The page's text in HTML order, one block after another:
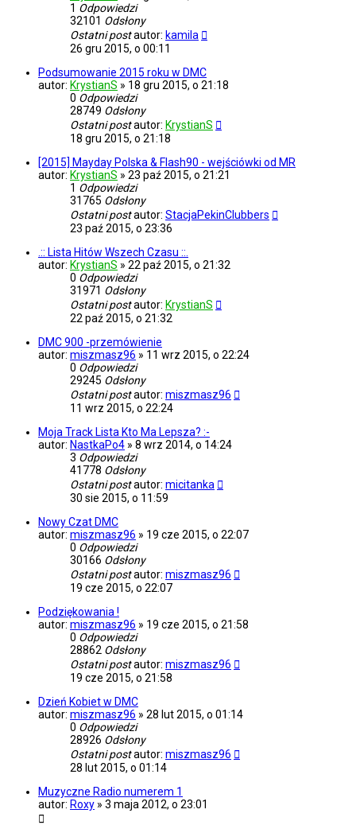
1 Odpowiedzi
32101 Odsłony
Ostatni postautor: kamila
26 gru 2015, o 00:11
Podsumowanie 2015 roku w DMC
autor: KrystianS » 18 gru 2015, o 21:18
0 Odpowiedzi
28749 Odsłony
Ostatni postautor: KrystianS
18 gru 2015, o 21:18
[2015] Mayday Polska & Flash90 - wejściówki od MR
autor: KrystianS » 23 paź 2015, o 21:21
1 Odpowiedzi
31765 Odsłony
Ostatni postautor: StacjaPekinClubbers
23 paź 2015, o 23:36
.:: Lista Hitów Wszech Czasu ::.
autor: KrystianS » 22 paź 2015, o 21:32
0 Odpowiedzi
31971 Odsłony
Ostatni postautor: KrystianS
22 paź 2015, o 21:32
DMC 900 -przemówienie
autor: miszmasz96 » 11 wrz 2015, o 22:24
0 Odpowiedzi
29245 Odsłony
Ostatni postautor: miszmasz96
11 wrz 2015, o 22:24
Moja Track Lista Kto Ma Lepsza? :-
autor: NastkaPo4 » 8 wrz 2014, o 14:24
3 Odpowiedzi
41778 Odsłony
Ostatni postautor: micitanka
30 sie 2015, o 11:59
Nowy Czat DMC
autor: miszmasz96 » 19 cze 2015, o 22:07
0 Odpowiedzi
30166 Odsłony
Ostatni postautor: miszmasz96
19 cze 2015, o 22:07
Podziękowania !
autor: miszmasz96 » 19 cze 2015, o 21:58
0 Odpowiedzi
28862 Odsłony
Ostatni postautor: miszmasz96
19 cze 2015, o 21:58
Dzień Kobiet w DMC
autor: miszmasz96 » 28 lut 2015, o 01:14
0 Odpowiedzi
28926 Odsłony
Ostatni postautor: miszmasz96
28 lut 2015, o 01:14
Muzyczne Radio numerem 1
autor: Roxy » 3 maja 2012, o 23:01